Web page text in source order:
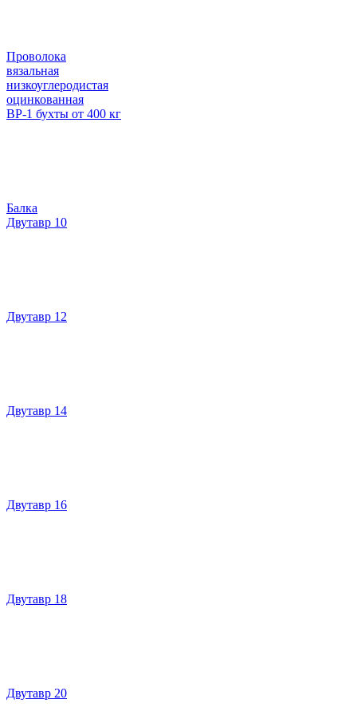
Проволока
вязальная
низкоуглеродистая
оцинкованная
ВР-1 бухты от 400 кг
Балка
Двутавр 10
Двутавр 12
Двутавр 14
Двутавр 16
Двутавр 18
Двутавр 20